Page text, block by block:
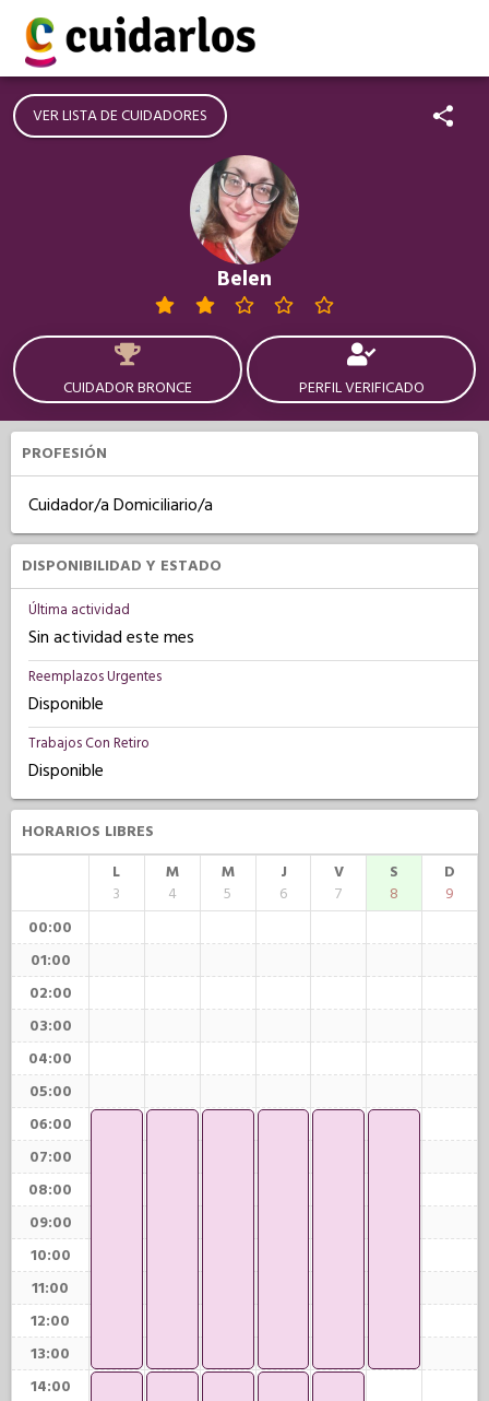
VER LISTA DE CUIDADORES
Belen
CUIDADOR BRONCE PERFIL VERIFICADO
PROFESIÓN
Cuidador/a Domiciliario/a
DISPONIBILIDAD Y ESTADO
Última actividad
Sin actividad este mes
Reemplazos Urgentes
Disponible
Trabajos Con Retiro
Disponible
HORARIOS LIBRES
L
3
M
4
M
5
J
6
V
7
S
8
D
9
00:00
01:00
02:00
03:00
04:00
05:00
06:00
07:00
08:00
09:00
10:00
11:00
12:00
13:00
14:00